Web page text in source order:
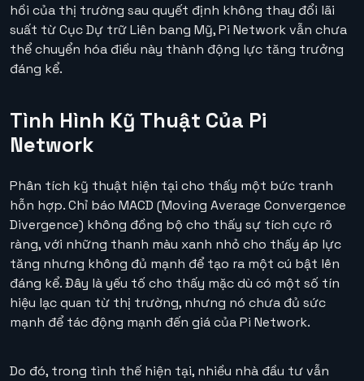
hồi của thị trường sau quyết định không thay đổi lãi
suất từ Cục Dự trữ Liên bang Mỹ, Pi Network vẫn chưa
thể chuyển hóa điều này thành động lực tăng trưởng
đáng kể.
Tình Hình Kỹ Thuật Của Pi
Network
Phân tích kỹ thuật hiện tại cho thấy một bức tranh
hỗn hợp. Chỉ báo MACD (Moving Average Convergence
Divergence) không đồng bộ cho thấy sự tích cực rõ
ràng, với những thanh màu xanh nhỏ cho thấy áp lực
tăng nhưng không đủ mạnh để tạo ra một cú bật lên
đáng kể. Đây là yếu tố cho thấy mặc dù có một số tín
hiệu lạc quan từ thị trường, nhưng nó chưa đủ sức
mạnh để tác động mạnh đến giá của Pi Network.
Do đó, trong tình thế hiện tại, nhiều nhà đầu tư vẫn